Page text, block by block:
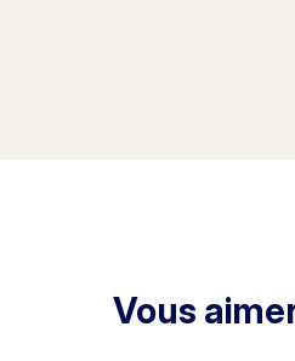
Vous